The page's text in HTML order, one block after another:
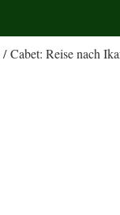
/ Cabet: Reise nach